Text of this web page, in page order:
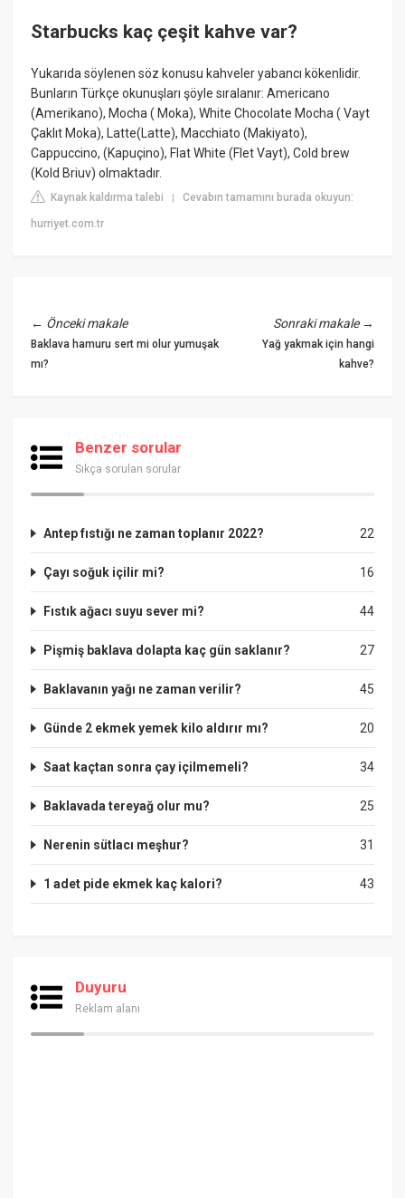
Starbucks kaç çeşit kahve var?
Yukarıda söylenen söz konusu kahveler yabancı kökenlidir.
Bunların Türkçe okunuşları şöyle sıralanır: Americano
(Amerikano), Mocha ( Moka), White Chocolate Mocha ( Vayt
Çaklıt Moka), Latte(Latte), Macchiato (Makiyato),
Cappuccino, (Kapuçino), Flat White (Flet Vayt), Cold brew
(Kold Briuv) olmaktadır.
Kaynak kaldırma talebi |Cevabın tamamını burada okuyun:
hurriyet.com.tr
← Önceki makale
Baklava hamuru sert mi olur yumuşak
mı?
Sonraki makale→
Yağ yakmak için hangi
kahve?
Benzer sorular
Sıkça sorulan sorular
22
Antep fıstığı ne zaman toplanır 2022?
16
Çayı soğuk içilir mi?
44
Fıstık ağacı suyu sever mi?
27
Pişmiş baklava dolapta kaç gün saklanır?
45
Baklavanın yağı ne zaman verilir?
20
Günde 2 ekmek yemek kilo aldırır mı?
34
Saat kaçtan sonra çay içilmemeli?
25
Baklavada tereyağ olur mu?
31
Nerenin sütlacı meşhur?
43
1 adet pide ekmek kaç kalori?
Duyuru
Reklam alanı